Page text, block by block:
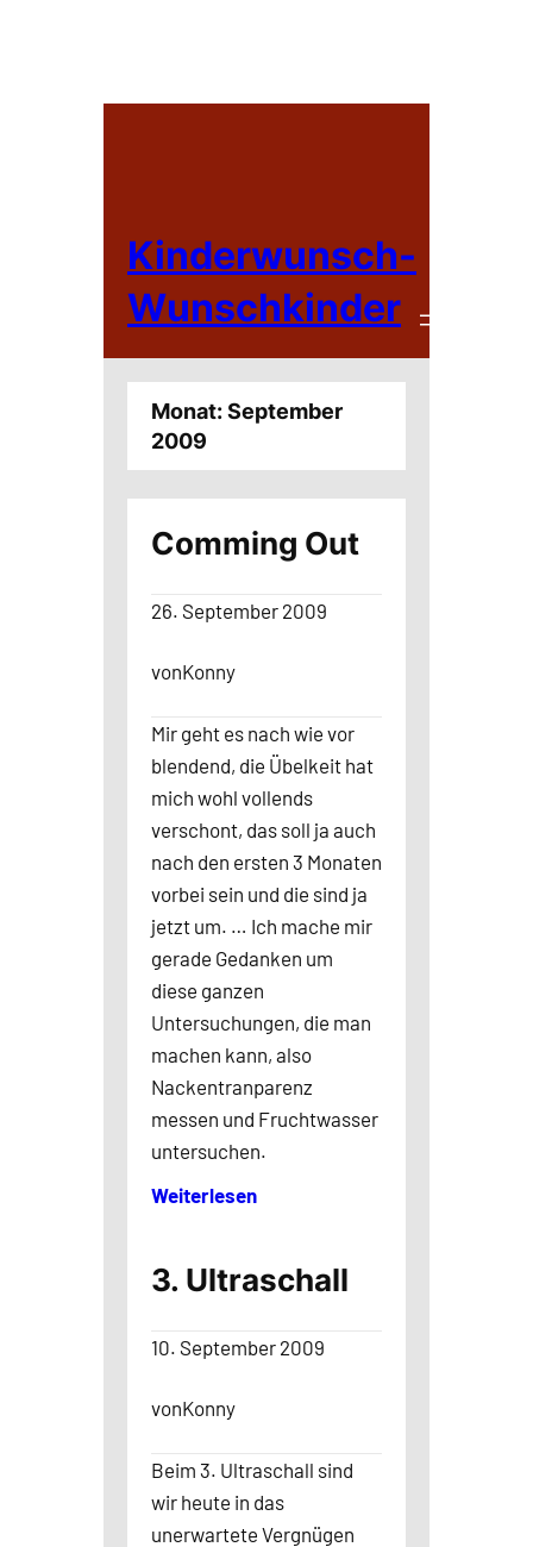
Kinderwunsch-
Wunschkinder
Monat:September
2009
Comming Out
26. September 2009
vonKonny
Mir geht es nach wie vor
blendend, die Übelkeit hat
mich wohl vollends
verschont, das soll ja auch
nach den ersten 3 Monaten
vorbei sein und die sind ja
jetzt um. … Ich mache mir
gerade Gedanken um
diese ganzen
Untersuchungen, die man
machen kann, also
Nackentranparenz
messen und Fruchtwasser
untersuchen.
Weiterlesen
3. Ultraschall
10. September 2009
vonKonny
Beim 3. Ultraschall sind
wir heute in das
unerwartete Vergnügen